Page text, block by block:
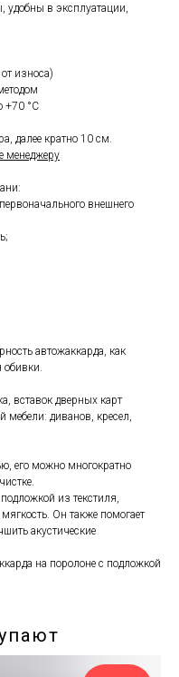
удобны в эксплуатации,
износа)
+70 °С
далее кратно 10 см.
менеджеру
внешнего
автожаккарда, как
обивки.
вставок дверных карт
мебели: диванов, кресел,
его можно многократно
из текстиля,
Он также помогает
акустические
на поролоне с подложкой